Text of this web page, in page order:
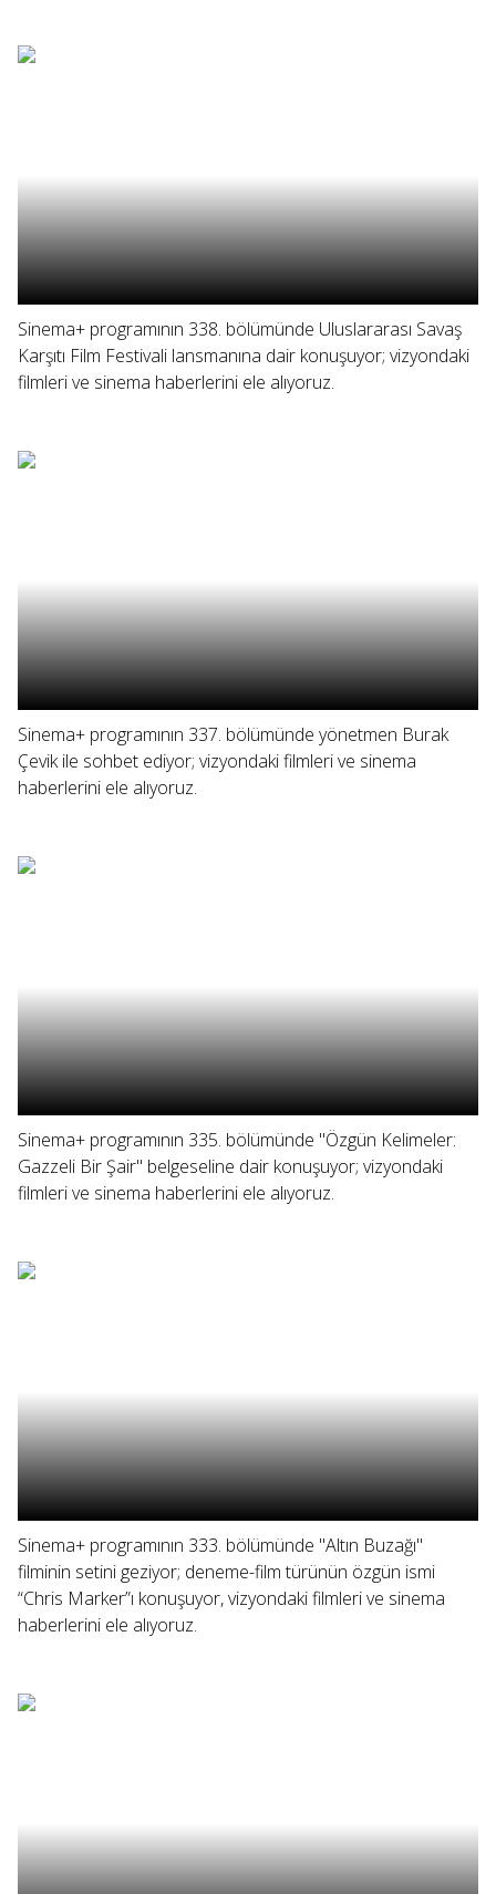
Sinema+ programının 338. bölümünde Uluslararası Savaş
Karşıtı Film Festivali lansmanına dair konuşuyor; vizyondaki
filmleri ve sinema haberlerini ele alıyoruz.
Sinema+ programının 337. bölümünde yönetmen Burak
Çevik ile sohbet ediyor; vizyondaki filmleri ve sinema
haberlerini ele alıyoruz.
Sinema+ programının 335. bölümünde "Özgün Kelimeler:
Gazzeli Bir Şair" belgeseline dair konuşuyor; vizyondaki
filmleri ve sinema haberlerini ele alıyoruz.
Sinema+ programının 333. bölümünde "Altın Buzağı"
filminin setini geziyor; deneme-film türünün özgün ismi
“Chris Marker”ı konuşuyor, vizyondaki filmleri ve sinema
haberlerini ele alıyoruz.